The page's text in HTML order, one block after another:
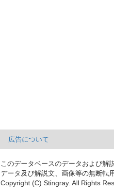
広告について
このデータベースのデータおよび解
データ及び解説文、画像等の無断転
Copyright (C) Stingray. All Rights